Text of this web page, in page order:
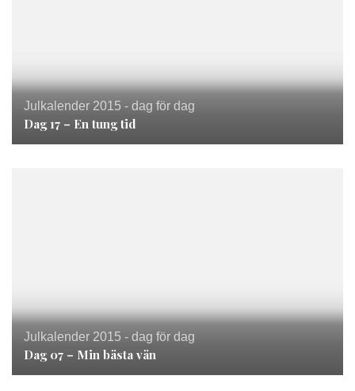
Julkalender 2015 - dag för dag
Dag 17 – En tung tid
Julkalender 2015 - dag för dag
Dag 07 – Min bästa vän